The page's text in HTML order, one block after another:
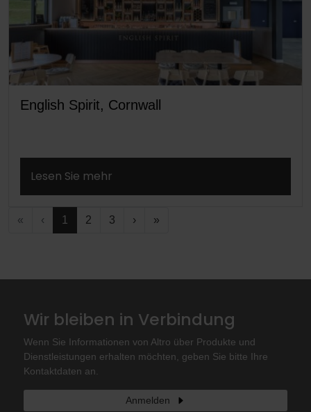
English Spirit, Cornwall
Lesen Sie mehr
« ‹ 1 2 3 › »
Wir bleiben in Verbindung
Wenn Sie Informationen von Altro über Produkte und
Dienstleistungen erhalten möchten, geben Sie bitte Ihre
Kontaktdaten an.
Anmelden